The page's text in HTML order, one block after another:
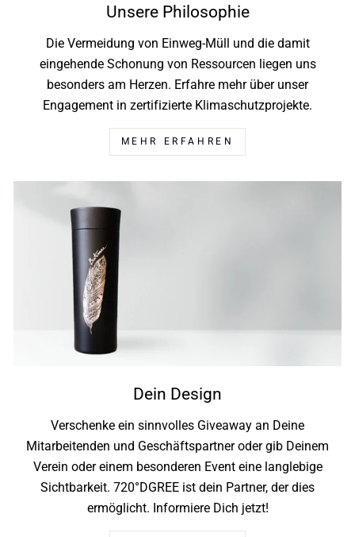
Unsere Philosophie
Die Vermeidung von Einweg-Müll und die damit
eingehende Schonung von Ressourcen liegen uns
besonders am Herzen. Erfahre mehr über unser
Engagement in zertifizierte Klimaschutzprojekte.
MEHR ERFAHREN
Dein Design
Verschenke ein sinnvolles Giveaway an Deine
Mitarbeitenden und Geschäftspartner oder gib Deinem
Verein oder einem besonderen Event eine langlebige
Sichtbarkeit. 720°DGREE ist dein Partner, der dies
ermöglicht. Informiere Dich jetzt!